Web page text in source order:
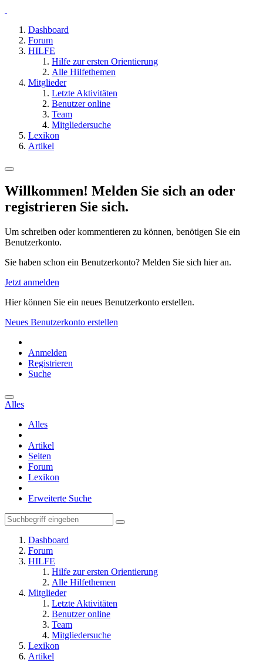
Dashboard
Forum
HILFE
Hilfe zur ersten Orientierung
Alle Hilfethemen
Mitglieder
Letzte Aktivitäten
Benutzer online
Team
Mitgliedersuche
Lexikon
Artikel
Willkommen! Melden Sie sich an oder
registrieren Sie sich.
Um schreiben oder kommentieren zu können, benötigen Sie ein
Benutzerkonto.
Sie haben schon ein Benutzerkonto? Melden Sie sich hier an.
Jetzt anmelden
Hier können Sie ein neues Benutzerkonto erstellen.
Neues Benutzerkonto erstellen
Anmelden
Registrieren
Suche
Alles
Alles
Artikel
Seiten
Forum
Lexikon
Erweiterte Suche
Dashboard
Forum
HILFE
Hilfe zur ersten Orientierung
Alle Hilfethemen
Mitglieder
Letzte Aktivitäten
Benutzer online
Team
Mitgliedersuche
Lexikon
Artikel